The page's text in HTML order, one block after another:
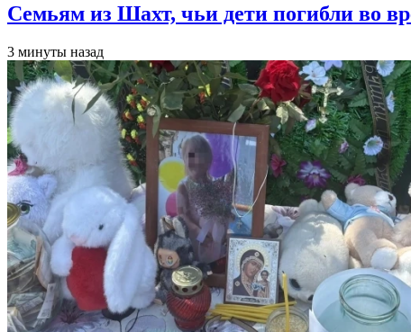
Семьям из Шахт, чьи дети погибли во
3 минуты назад